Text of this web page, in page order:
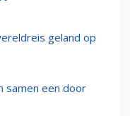
geland op
samen een door